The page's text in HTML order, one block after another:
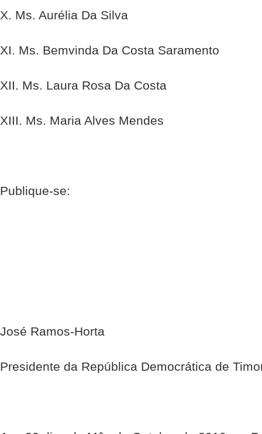
X. Ms. Aurélia Da Silva
XI. Ms. Bemvinda Da Costa Saramento
XII. Ms. Laura Rosa Da Costa
XIII. Ms. Maria Alves Mendes
Publique-se:
José Ramos-Horta
Presidente da República Democrática de